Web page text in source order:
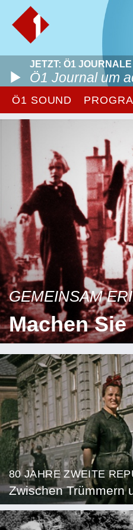
JETZT: Ö1 JOURNALE
Ö1 Journal um
Ö1 SOUND
GEMEINSAM
Machen
80 JAHRE ZWEITE
Zwischen Trümmern